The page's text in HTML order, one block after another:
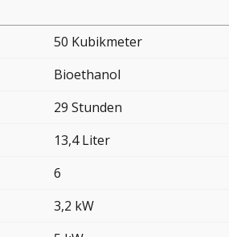
50 Kubikmeter
Bioethanol
29 Stunden
13,4 Liter
6
3,2 kW